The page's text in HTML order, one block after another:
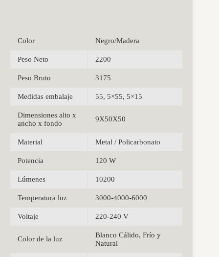
Color Negro/Madera
Peso Neto 2200
Peso Bruto 3175
Medidas embalaje 55, 5×55, 5×15
Dimensiones alto x
ancho x fondo
9X50X50
Material Metal / Policarbonato
Potencia 120 W
Lúmenes 10200
Temperatura luz 3000-4000-6000
Voltaje 220-240 V
Color de la luz
Blanco Cálido, Frío y
Natural